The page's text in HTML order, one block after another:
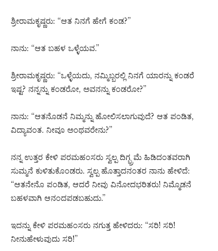
ಶ್ರೀರಾಮಕೃಷ್ಣರು: “ಆತ ನಿನಗೆ ಹೇಗೆ ಕಂಡ?”
ನಾನು: “ಆತ ಬಹಳ ಒಳ್ಳೆಯವ.”
ಶ್ರೀರಾಮಕೃಷ್ಣರು: “ಒಳ್ಳೆಯದು, ನಮ್ಮಿಬ್ಬರಲ್ಲಿ ನಿನಗೆ ಯಾರನ್ನು ಕಂಡರೆ
ಇಷ್ಟ? ನನ್ನನ್ನು ಕಂಡರೋ, ಅವನನ್ನು ಕಂಡರೋ?”
ನಾನು: “ಆತನೊಡನೆ ನಿಮ್ಮನ್ನು ಹೋಲಿಸಲಾಗುವುದೆ? ಆತ ಪಂಡಿತ,
ವಿದ್ಯಾವಂತ. ನೀವೂ ಅಂಥವರೇನು?”
ನನ್ನ ಉತ್ತರ ಕೇಳಿ ಪರಮಹಂಸರು ಸ್ವಲ್ಪ ದಿಗ್ಭ್ರಮೆ ಹಿಡಿದಂತವರಾಗಿ
ಸುಮ್ಮನೆ ಕುಳಿತುಕೊಂಡರು. ಸ್ವಲ್ಪ ಹೊತ್ತಾದನಂತರ ನಾನು ಹೇಳಿದೆ:
“ಆತನೇನೊ ಪಂಡಿತ, ಆದರೆ ನೀವು ವಿನೋದಭರಿತರು! ನಿಮ್ಮೊಡನೆ
ಬಹಳವಾಗಿ ಆನಂದಪಡಬಹುದು.”
ಇದನ್ನು ಕೇಳಿ ಪರಮಹಂಸರು ನಗುತ್ತ ಹೇಳಿದರು: “ಸರಿ! ಸರಿ!
ನೀನುಹೇಳುವುದು ಸರಿ!”